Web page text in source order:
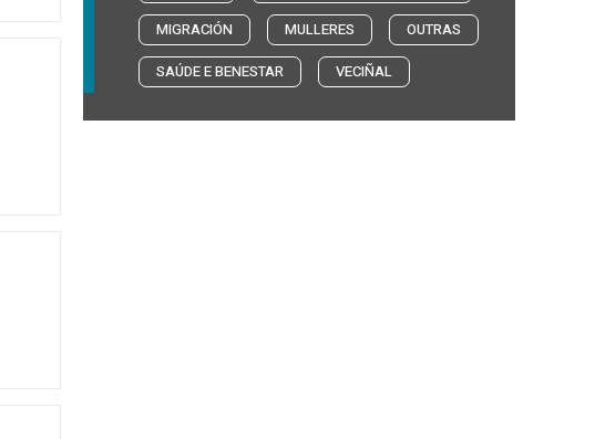
MIGRACIÓN
MULLERES
OUTRAS
SAÚDE E BENESTAR
VECIÑAL